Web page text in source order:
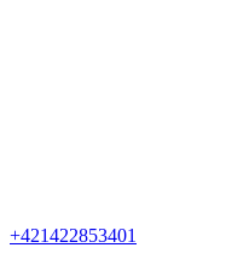
+421422853401